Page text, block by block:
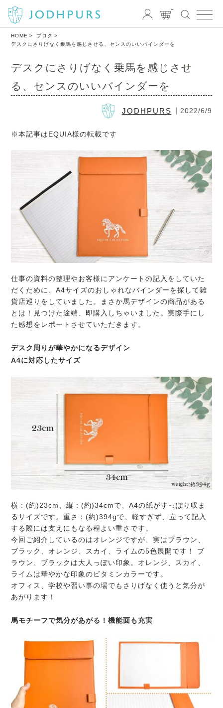
HOME
ブログ
デスクにさりげなく乗馬を感じさせる、センスのいいバインダーを
デスクにさりげなく乗馬を感じさせ
る、センスのいいバインダーを
JODHPURS 2022/6/9
※本記事はEQUIA様の転載です
仕事の資料の整理やお客様にアンケートの記入をしていた
だくために、A4サイズのおしゃれなバインダーを探して雑
貨店巡りをしていました。まさか馬デザインの商品がある
とは！見つけた途端、即購入しちゃいました。実際手にし
た感想をレポートさせていただきます。
デスク周りが華やかになるデザイン
A4に対応したサイズ
横：(約)23cm、縦：(約)34cmで、A4の紙がすっぽり収ま
るサイズです。重さ：(約)394gで、軽すぎず、立って記入
する際には支えにもなる程よい重さです。
今回ご紹介しているのはオレンジですが、実はブラウン、
ブラック、オレンジ、スカイ、ライムの5色展開 です！ ブ
ラウン、ブラックは大人っぽい印象。オレンジ、スカイ、
ライムは華やかな印象のビタミンカラーです。
オフィス、学校や習い事の場でもさりげなく使うと気分が
あがります！
馬モチーフで気分があがる！機能面も充実